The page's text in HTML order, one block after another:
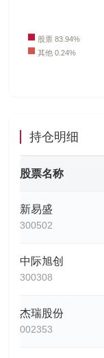
持仓明细
股票名称
新易盛
300502
中际旭创
300308
杰瑞股份
002353